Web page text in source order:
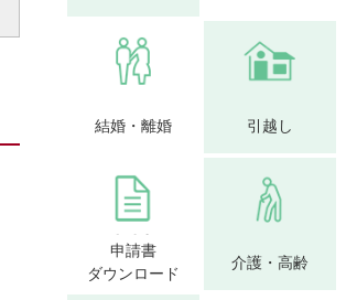
結婚・離婚 引越し
申請書
ダウンロード
介護・高齢